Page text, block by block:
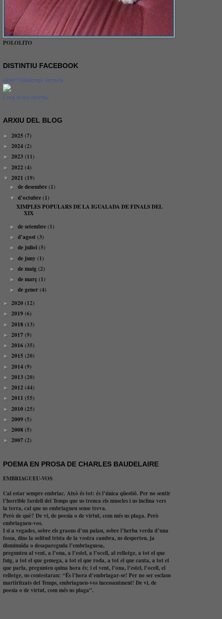
POLOLITO
DISTINTIU FACEBOOK
Albert Matalonga Ventura
Crea el teu distintiu
ARXIU DEL BLOG
► 2025 (7)
► 2024 (2)
► 2023 (11)
► 2022 (4)
▼ 2021 (19)
►de desembre(1)
▼d’octubre(1)
XIMPLES POPULARS DE LA IGUALADA DE FINALS DEL
XIX
►de setembre(1)
►d’agost(3)
►de juliol(5)
►de juny(1)
►de maig(2)
►de març(1)
►de gener(4)
► 2020 (12)
► 2019 (6)
► 2018 (13)
► 2017 (9)
► 2016 (35)
► 2015 (20)
► 2014 (9)
► 2013 (20)
► 2012 (44)
► 2011 (55)
► 2010 (25)
► 2009 (5)
► 2008 (5)
► 2007 (2)
POEMA EN PROSA DE CHARLES BAUDELAIRE
EMBRIAGUEU-VOS
Cal estar sempre embriac. Això és tot: és l’única qüestió. Per no sentir
l’horrible fardell del Temps que us trenca els muscles i us inclina vers
la terra, cal que us embriagueu sense treva.
Però de què? De vi, de poesia o de virtut, com més us plaga. Però
embriagueu-vos.
I si a vegades, sobre els graons d’un palau, sobre l’herba verda d’una
fossa, dins la solitud trista de la vostra cambra, us desperteu, ja
disminuïda o desapareguda l’embriaguesa,
pregunteu al vent, a l’ona, a l’estel, a l’ocell, al rellotge, a tot el que
fuig, a tot el que gemega, a tot el que roda, a tot el que canta, a tot el
que parla, pregunteu quina hora és; i el vent, l’ona, l’estel, l’ocell, el
rellotge, us contestaran: “És l’hora d’embriagar-se! Per no ser esclaus
martiritzats del Temps, embriagueu-vos incessantment! De vi, de
poesia o de virtut, com més us plaga”.